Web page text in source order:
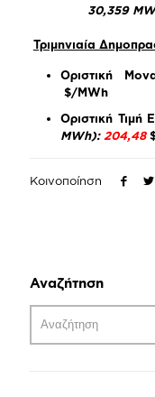
30,359
Τριμηνιαία
Οριστική
$/MWh
Οριστική Τιμή
MWh): 204,48
Κοινοποίηση
Αναζήτηση